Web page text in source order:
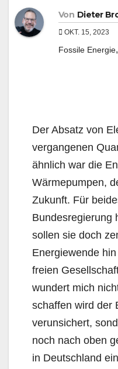
Von Dieter
OKT. 15, 2023
Fossile Energie,
Der Absatz von
vergangenen
ähnlich war die
Wärmepumpen,
Zukunft. Für
Bundesregierung
sollen sie doch
Energiewende
freien
wundert mich
schaffen wird der
verunsichert,
noch nach oben
in Deutschland